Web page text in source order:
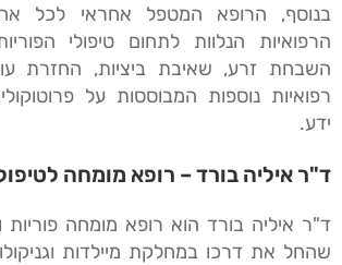
בנוסף, הרופא המטפל אחראי לכל
הרפואיות הנלוות לתחום טיפולי
השבחת זרע, שאיבת ביציות, החזרת
רפואיות נוספות המבוססות על
ידע.
ד"ר איליה בורד – רופא מומחה
ד"ר איליה בורד הוא רופא מומחה פוריות
שהחל את דרכו במחלקת מיילדות